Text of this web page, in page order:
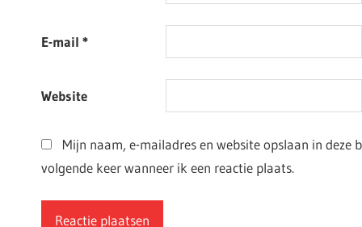
E-mail *
Website
Mijn naam, e-mailadres en website opslaan in deze
volgende keer wanneer ik een reactie plaats.